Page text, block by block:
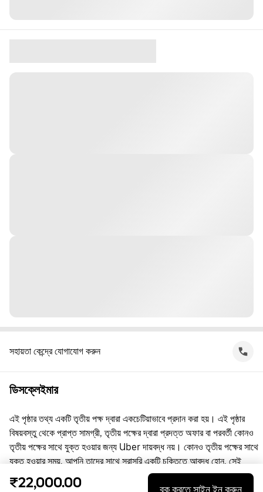
সহায়তা কেন্দ্রে যোগাযোগ করুন
ডিসক্লেইমার
এই পৃষ্ঠার তথ্য একটি তৃতীয় পক্ষ দ্বারা একচেটিয়াভাবে প্রদান করা হয়। এই পৃষ্ঠার
বিষয়বস্তু থেকে প্রাপ্ত সামগ্রী, তৃতীয় পক্ষের দ্বারা প্রদত্ত অফার বা পরবর্তী কোনও
তৃতীয় পক্ষের সাথে যুক্ত হওয়ার জন্য Uber দায়বদ্ধ নয়। কোনও তৃতীয় পক্ষের সাথে
যুক্ত হওয়ার সময়, আপনি তাদের সাথে সরাসরি একটি চুক্তিতে আবদ্ধ হোন, সেই
চুক্তিতে Uber কোনো পক্ষ নয়। প্রশ্নের জন্য, অনুগ্রহ করে সরাসরি তৃতীয় পক্ষের
সাথে যোগাযোগ করুন।
₹22,000.00 বুক করতে সাইন ইন করুন